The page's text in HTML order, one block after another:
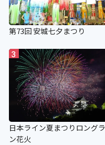
第73回 安城七夕まつり
3
日本ライン夏まつりロングラ
ン花火